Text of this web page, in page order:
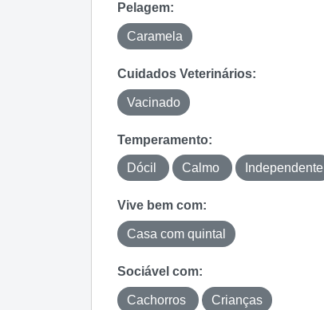
Pelagem:
Caramela
Cuidados Veterinários:
Vacinado
Temperamento:
Dócil Calmo Independente
Vive bem com:
Casa com quintal
Sociável com:
Cachorros Crianças